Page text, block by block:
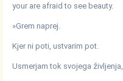
your are afraid to see beauty.
»Grem naprej.
Kjer ni poti, ustvarim pot.
Usmerjam tok svojega življenja,